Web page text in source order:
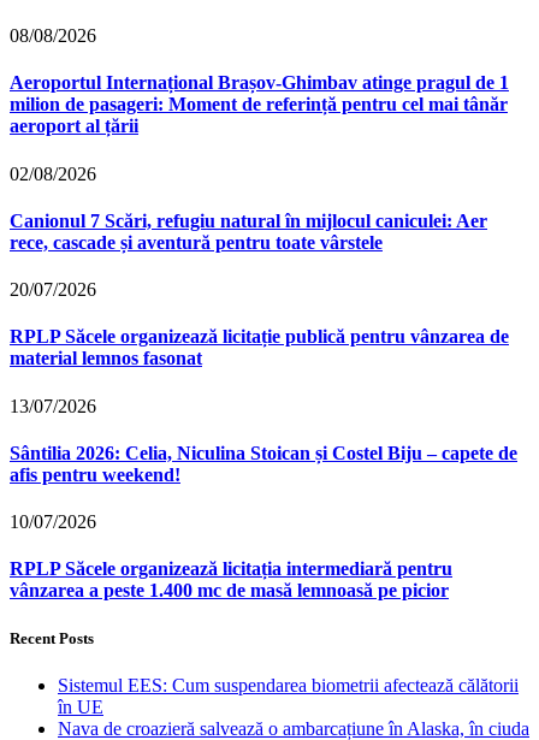
08/08/2026
Aeroportul Internațional Brașov‑Ghimbav atinge pragul de 1
milion de pasageri: Moment de referință pentru cel mai tânăr
aeroport al țării
02/08/2026
Canionul 7 Scări, refugiu natural în mijlocul caniculei: Aer
rece, cascade și aventură pentru toate vârstele
20/07/2026
RPLP Săcele organizează licitație publică pentru vânzarea de
material lemnos fasonat
13/07/2026
Sântilia 2026: Celia, Niculina Stoican și Costel Biju – capete de
afis pentru weekend!
10/07/2026
RPLP Săcele organizează licitația intermediară pentru
vânzarea a peste 1.400 mc de masă lemnoasă pe picior
Recent Posts
Sistemul EES: Cum suspendarea biometrii afectează călătorii
în UE
Nava de croazieră salvează o ambarcațiune în Alaska, în ciuda